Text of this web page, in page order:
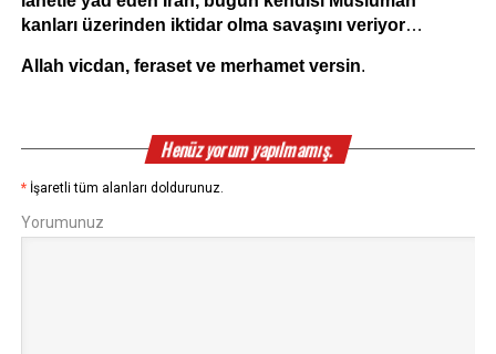
kanları üzerinden iktidar olma savaşını veriyor…
Allah vicdan, feraset ve merhamet versin.
Henüz yorum yapılmamış.
* İşaretli tüm alanları doldurunuz.
Yorumunuz